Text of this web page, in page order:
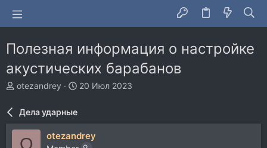
Полезная информация о настройке
акустических барабанов
А
о
р
otezandrey
Д
н
а
20 Июл 2023
Дела ударные
O otezandrey